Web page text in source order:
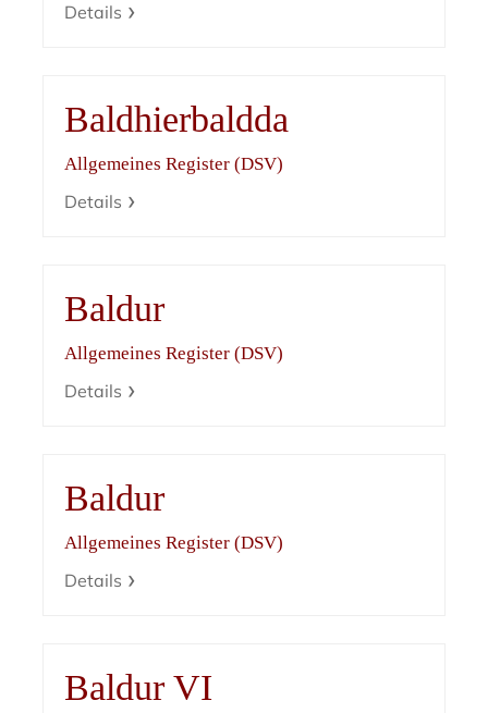
Details
Baldhierbaldda
Allgemeines Register (DSV)
Details
Baldur
Allgemeines Register (DSV)
Details
Baldur
Allgemeines Register (DSV)
Details
Baldur VI